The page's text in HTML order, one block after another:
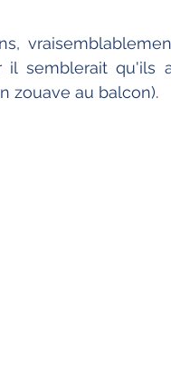
il semblerait qu'ils
zouave au balcon).